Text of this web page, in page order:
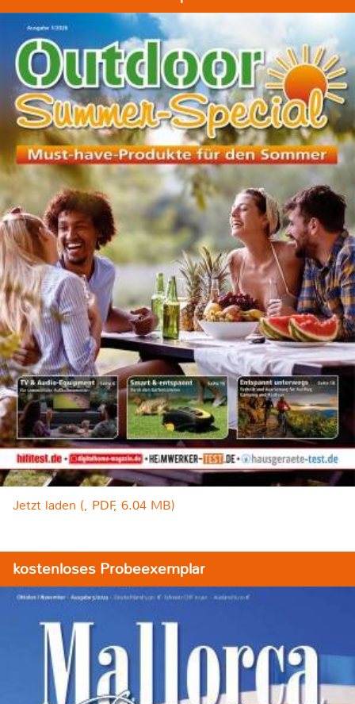
Jetzt laden (, PDF, 6.04 MB)
kostenloses Probeexemplar